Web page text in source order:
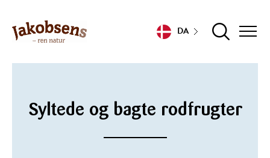
DA
Syltede og bagte rodfrugter